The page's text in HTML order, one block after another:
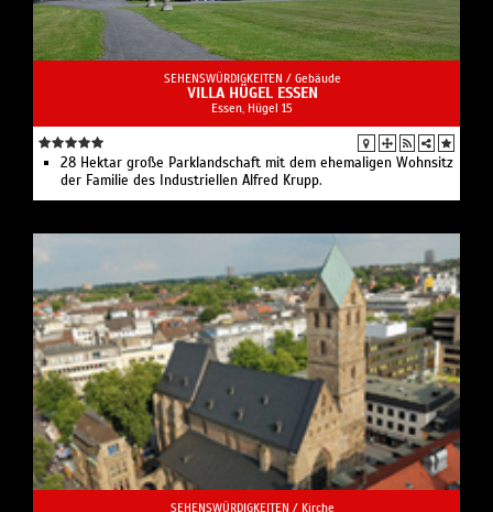
SEHENSWÜRDIGKEITEN / Gebäude
VILLA HÜGEL ESSEN
Essen, Hügel 15
28 Hektar große Parklandschaft mit dem ehemaligen Wohnsitz
der Familie des Industriellen Alfred Krupp.
SEHENSWÜRDIGKEITEN / Kirche